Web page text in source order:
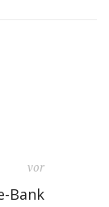
vor
Bank